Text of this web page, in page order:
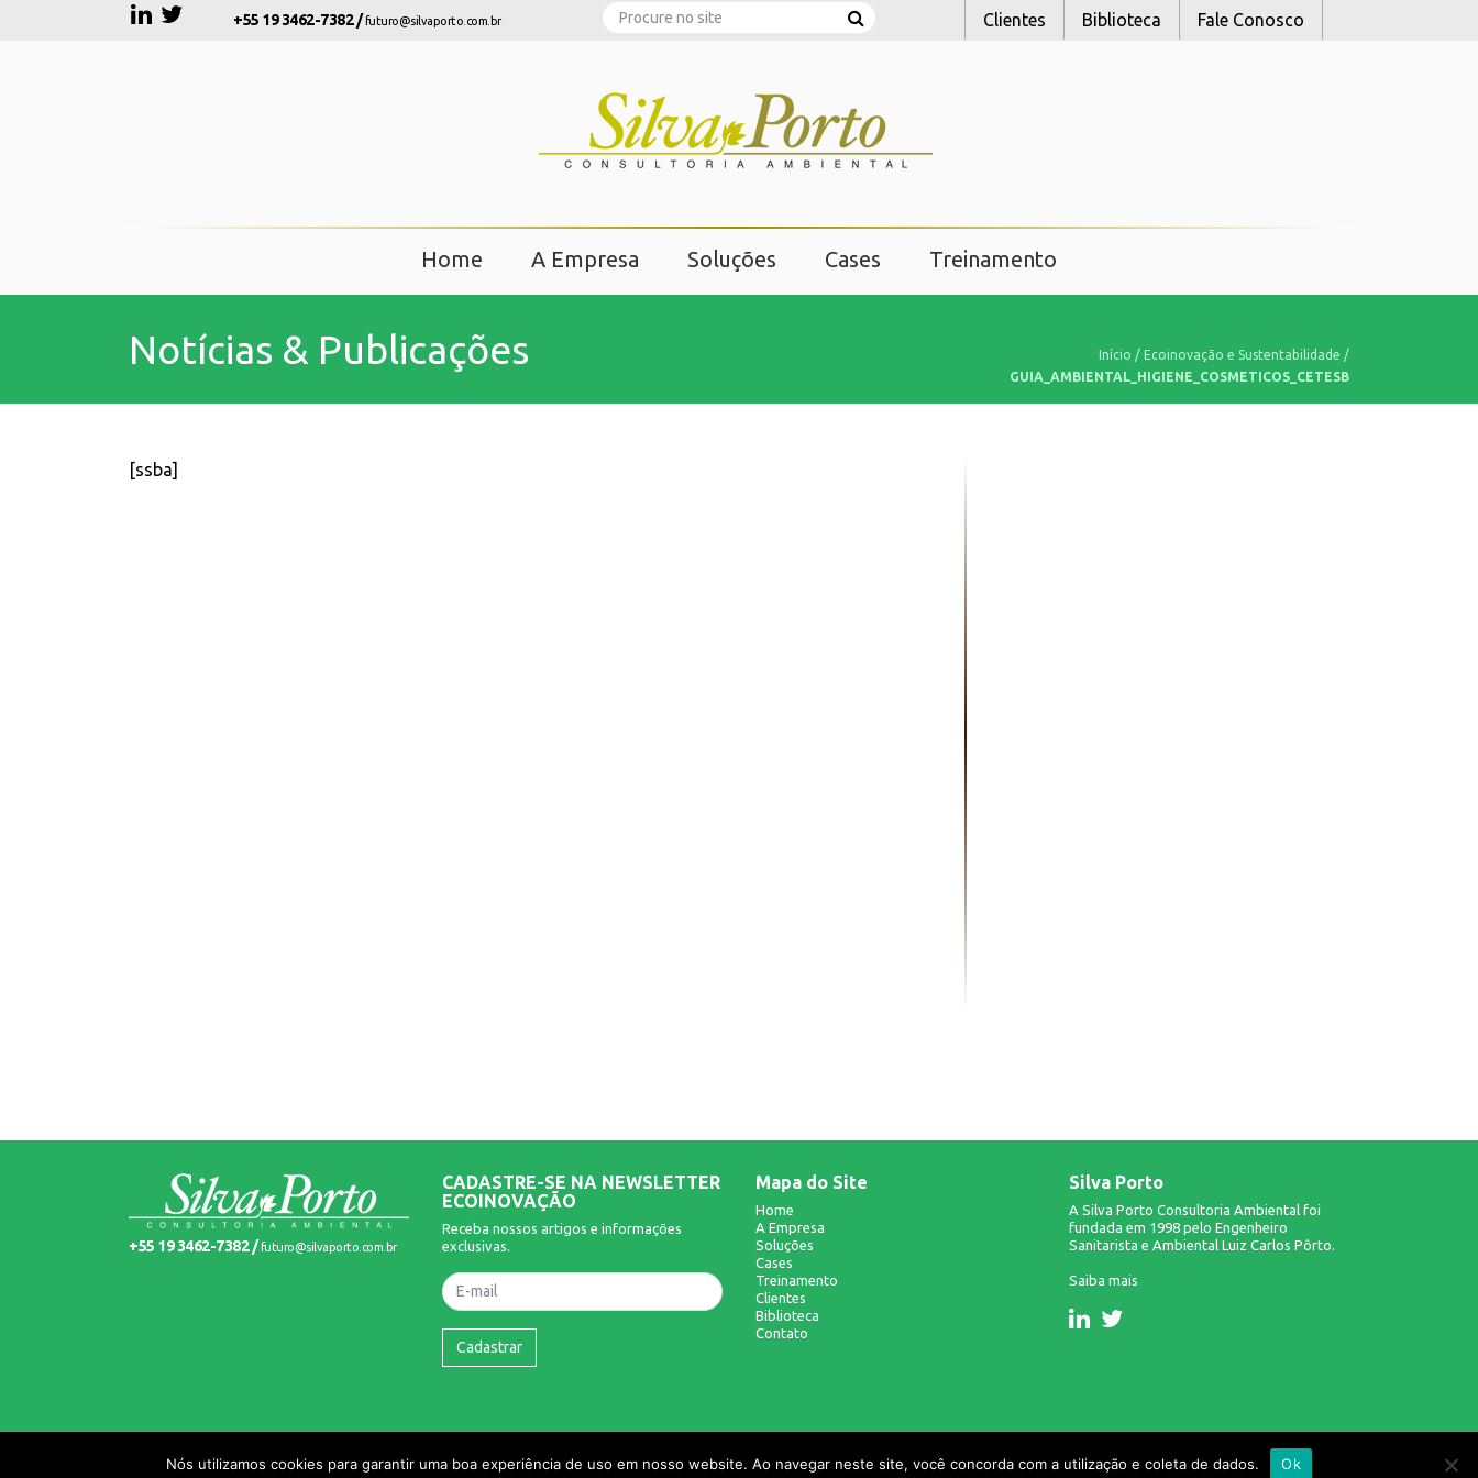
+55 19 3462-7382 /futuro@silvaporto.com.br Search Clientes Biblioteca Fale Conosco
Home A Empresa Soluções Cases Treinamento
Notícias & Publicações Início / Ecoinovação e Sustentabilidade /
GUIA_AMBIENTAL_HIGIENE_COSMETICOS_CETESB
[ssba]
+55 19 3462-7382 /futuro@silvaporto.com.br
CADASTRE-SE NA NEWSLETTER
ECOINOVAÇÃO
Receba nossos artigos e informações
exclusivas.
Nome
Cadastrar
Mapa do Site
Home
A Empresa
Soluções
Cases
Treinamento
Clientes
Biblioteca
Contato
Silva Porto
A Silva Porto Consultoria Ambiental foi
fundada em 1998 pelo Engenheiro
Sanitarista e Ambiental Luiz Carlos Pôrto.
Saiba mais
© 2026 Silva Porto. Todos os Direitos Reservados.
Nós utilizamos cookies para garantir uma boa experiência de uso em nosso website. Ao navegar neste site, você concorda com a utilização e coleta de dados. Ok